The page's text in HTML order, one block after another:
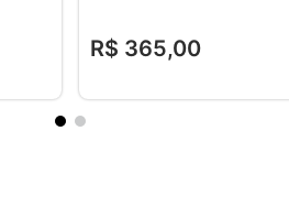
R$ 365,00